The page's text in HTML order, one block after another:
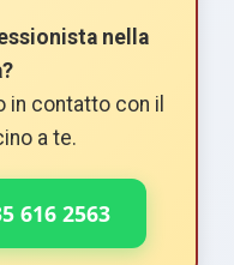
nella
contatto con il
a te.
616 2563